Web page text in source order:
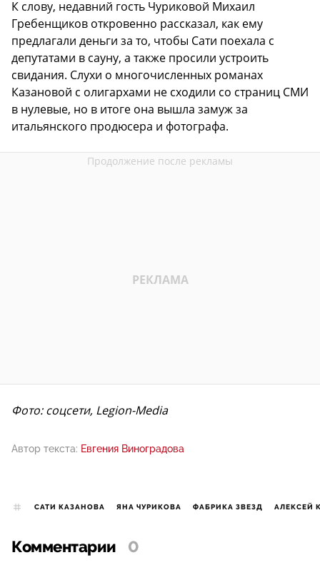
К слову, недавний гость Чуриковой Михаил
Гребенщиков откровенно рассказал, как ему
предлагали деньги за то, чтобы Сати поехала с
депутатами в сауну, а также просили устроить
свидания. Слухи о многочисленных романах
Казановой с олигархами не сходили со страниц СМИ
в нулевые, но в итоге она вышла замуж за
итальянского продюсера и фотографа.
Фото: соцсети, Legion-Media
Автор текста: Евгения Виноградова
САТИ КАЗАНОВА ЯНА ЧУРИКОВА ФАБРИКА ЗВЕЗД АЛЕКСЕЙ
Комментарии 0